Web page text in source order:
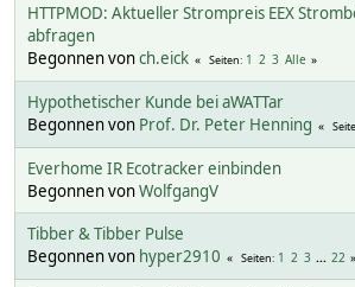
HTTPMOD: Aktueller Strompreis EEX
abfragen
Begonnen vonch.eick Seiten 1 2 3 Alle
Hypothetischer Kunde bei aWATTar
Begonnen von Prof. Dr. Peter Henning
Everhome IR Ecotracker einbinden
Begonnen vonWolfgangV
Tibber & Tibber Pulse
Begonnen von hyper2910 Seiten 1 2 3 ... 22